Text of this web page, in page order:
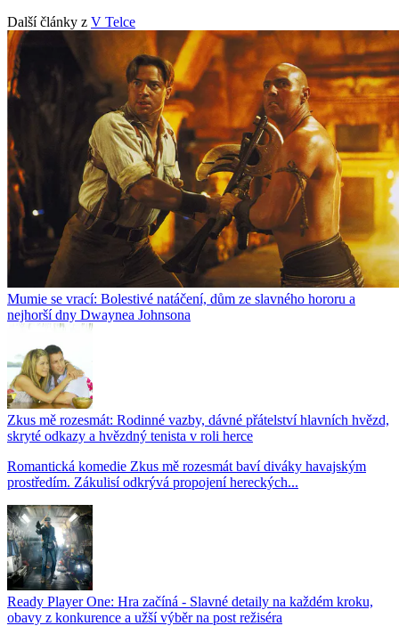
Další články z V Telce
Mumie se vrací: Bolestivé natáčení, dům ze slavného hororu a
nejhorší dny Dwaynea Johnsona
Zkus mě rozesmát: Rodinné vazby, dávné přátelství hlavních hvězd,
skryté odkazy a hvězdný tenista v roli herce
Romantická komedie Zkus mě rozesmát baví diváky havajským
prostředím. Zákulisí odkrývá propojení hereckých...
Ready Player One: Hra začíná - Slavné detaily na každém kroku,
obavy z konkurence a užší výběr na post režiséra